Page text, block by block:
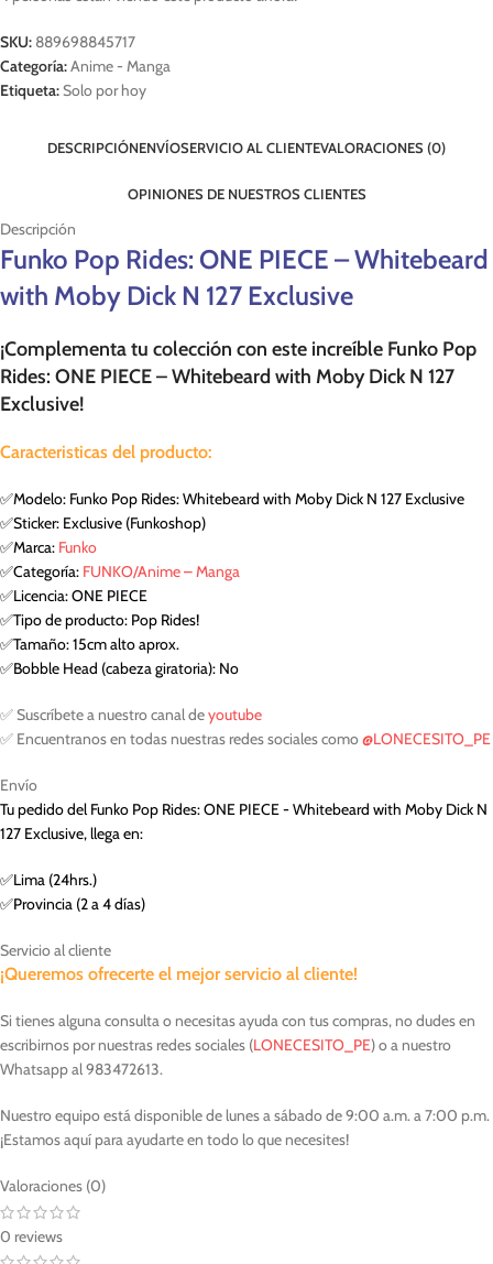
SKU: 889698845717
Categoría:Anime - Manga
Etiqueta:Solo por hoy
DESCRIPCIÓNENVÍOSERVICIO AL CLIENTEVALORACIONES (0)
OPINIONES DE NUESTROS CLIENTES
Descripción
Funko Pop Rides: ONE PIECE – Whitebeard
with Moby Dick N 127 Exclusive
¡Complementa tu colección con este increíble Funko Pop
Rides: ONE PIECE – Whitebeard with Moby Dick N 127
Exclusive!
Caracteristicas del producto:
✅Modelo: Funko Pop Rides: Whitebeard with Moby Dick N 127 Exclusive
✅Sticker: Exclusive (Funkoshop)
✅Marca: Funko
✅Categoría: FUNKO/Anime – Manga
✅Licencia: ONE PIECE
✅Tipo de producto: Pop Rides!
✅Tamaño: 15cm alto aprox.
✅Bobble Head (cabeza giratoria): No
✅ Suscríbete a nuestro canal deyoutube
✅ Encuentranos en todas nuestras redes sociales como@LONECESITO_PE
Envío
Tu pedido del Funko Pop Rides: ONE PIECE - Whitebeard with Moby Dick N
127 Exclusive, llega en:
✅Lima (24hrs.)
✅Provincia (2 a 4 días)
Servicio al cliente
¡Queremos ofrecerte el mejor servicio al cliente!
Si tienes alguna consulta o necesitas ayuda con tus compras, no dudes en
escribirnos por nuestras redes sociales (LONECESITO_PE) o a nuestro
Whatsapp al 983472613.
Nuestro equipo está disponible de lunes a sábado de 9:00 a.m. a 7:00 p.m.
¡Estamos aquí para ayudarte en todo lo que necesites!
Valoraciones (0)
0 reviews